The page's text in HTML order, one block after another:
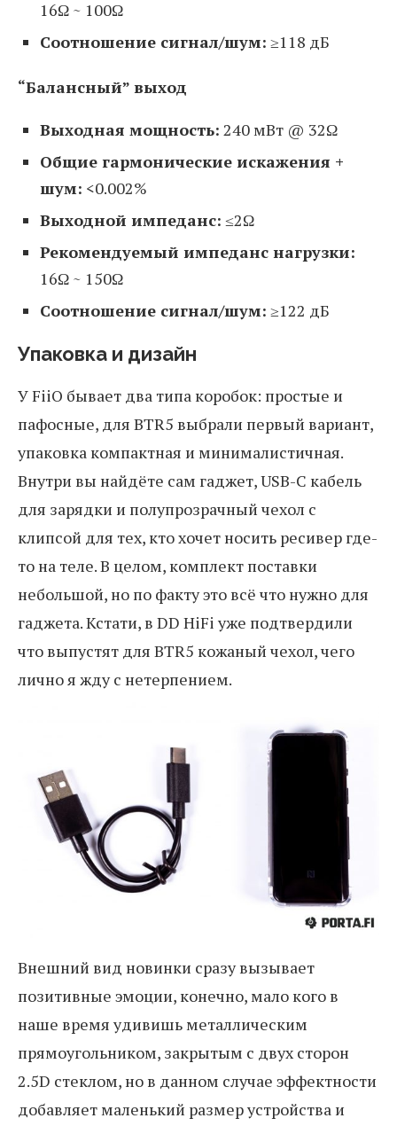
16Ω ~ 100Ω
Соотношение сигнал/шум: ≥118 дБ
“Балансный” выход
Выходная мощность: 240 мВт @ 32Ω
Общие гармонические искажения +
шум: <0.002%
Выходной импеданс: ≤2Ω
Рекомендуемый импеданс нагрузки:
16Ω ~ 150Ω
Соотношение сигнал/шум: ≥122 дБ
Упаковка и дизайн
У FiiO бывает два типа коробок: простые и
пафосные, для BTR5 выбрали первый вариант,
упаковка компактная и минималистичная.
Внутри вы найдёте сам гаджет, USB-C кабель
для зарядки и полупрозрачный чехол с
клипсой для тех, кто хочет носить ресивер где-
то на теле. В целом, комплект поставки
небольшой, но по факту это всё что нужно для
гаджета. Кстати, в DD HiFi уже подтвердили
что выпустят для BTR5 кожаный чехол, чего
лично я жду с нетерпением.
Внешний вид новинки сразу вызывает
позитивные эмоции, конечно, мало кого в
наше время удивишь металлическим
прямоугольником, закрытым с двух сторон
2.5D стеклом, но в данном случае эффектности
добавляет маленький размер устройства и